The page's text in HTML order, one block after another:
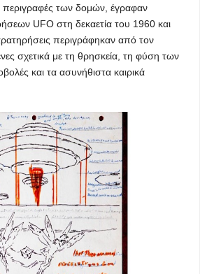
περιγραφές των δομών, έγραφαν
UFO στη δεκαετία του 1960 και
περιγράφηκαν από τον
σχετικά με τη θρησκεία, τη φύση των
και τα ασυνήθιστα καιρικά